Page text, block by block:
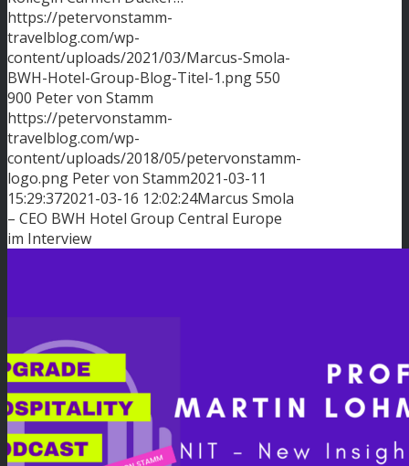
https://petervonstamm-
travelblog.com/wp-
content/uploads/2021/03/Marcus-Smola-
BWH-Hotel-Group-Blog-Titel-1.png550
900 Peter von Stamm
https://petervonstamm-
travelblog.com/wp-
content/uploads/2018/05/petervonstamm-
logo.png Peter von Stamm2021-03-11
15:29:372021-03-16 12:02:24Marcus Smola
– CEO BWH Hotel Group Central Europe
im Interview